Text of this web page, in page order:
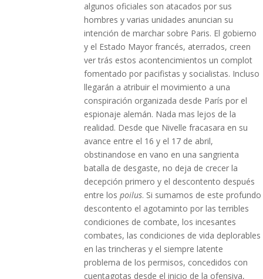
algunos oficiales son atacados por sus
hombres y varias unidades anuncian su
intención de marchar sobre Paris. El gobierno
y el Estado Mayor francés, aterrados, creen
ver trás estos acontencimientos un complot
fomentado por pacifistas y socialistas. Incluso
llegarán a atribuir el movimiento a una
conspiración organizada desde París por el
espionaje alemán. Nada mas lejos de la
realidad. Desde que Nivelle fracasara en su
avance entre el 16 y el 17 de abril,
obstinandose en vano en una sangrienta
batalla de desgaste, no deja de crecer la
decepción primero y el descontento después
entre lospoilus. Si sumamos de este profundo
descontento el agotaminto por las terribles
condiciones de combate, los incesantes
combates, las condiciones de vida deplorables
en las trincheras y el siempre latente
problema de los permisos, concedidos con
cuentagotas desde el inicio de la ofensiva,